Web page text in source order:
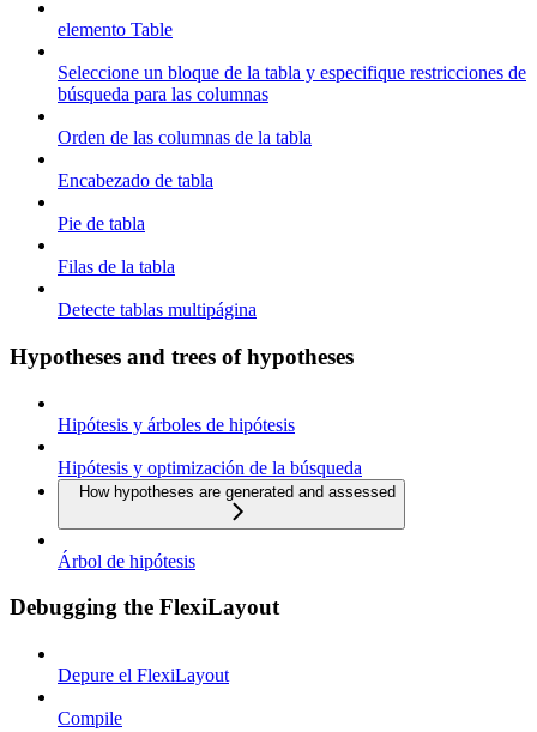
elemento Table
Seleccione un bloque de la tabla y especifique restricciones de
búsqueda para las columnas
Orden de las columnas de la tabla
Encabezado de tabla
Pie de tabla
Filas de la tabla
Detecte tablas multipágina
Hypotheses and trees of hypotheses
Hipótesis y árboles de hipótesis
Hipótesis y optimización de la búsqueda
How hypotheses are generated and assessed
Árbol de hipótesis
Debugging the FlexiLayout
Depure el FlexiLayout
Compile